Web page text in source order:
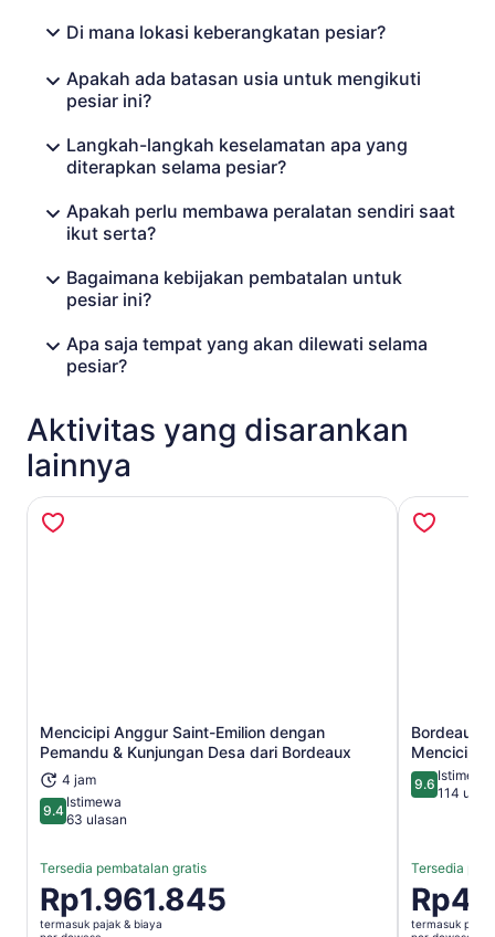
Di mana lokasi keberangkatan pesiar?
Apakah ada batasan usia untuk mengikuti
pesiar ini?
Langkah-langkah keselamatan apa yang
diterapkan selama pesiar?
Apakah perlu membawa peralatan sendiri saat
ikut serta?
Bagaimana kebijakan pembatalan untuk
pesiar ini?
Apa saja tempat yang akan dilewati selama
pesiar?
Aktivitas yang disarankan
lainnya
Mencicipi Anggur Saint-Emilion dengan
Pemandu & Kunjungan Desa dari Bordeaux
4 jam
9.49.4 dari 10
Istimewa
63 ulasan
Tersedia pembatalan gratis
Harga
Rp1.961.845
Rp1.961.845
termasuk pajak & biaya
Buka di tab baru
Bordeaux
Mencicipi
9.69.6 dari 10
Istimewa
114
Tersedia
Harga
termasuk pajak